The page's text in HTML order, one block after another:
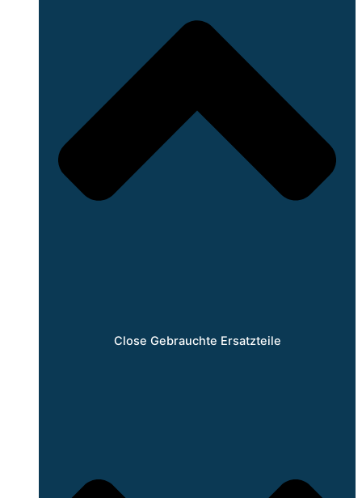
Close Gebrauchte Ersatzteile